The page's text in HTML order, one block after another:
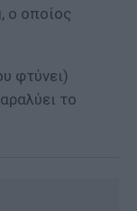
ο οποίος
φτύνει)
το